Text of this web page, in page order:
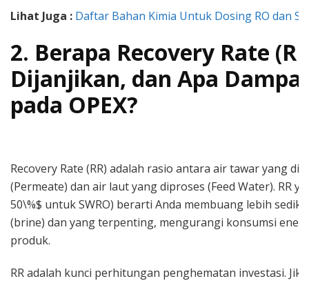
Lihat Juga : Daftar Bahan Kimia Untuk Dosing RO dan
2. Berapa Recovery Rate
Dijanjikan, dan Apa
pada OPEX?
Recovery Rate (RR) adalah rasio antara air tawar yang
(Permeate) dan air laut yang diproses (Feed Water). RR
50\%$ untuk SWRO) berarti Anda membuang lebih
(brine) dan yang terpenting, mengurangi konsumsi
produk.
RR adalah kunci perhitungan penghematan investasi. Jika